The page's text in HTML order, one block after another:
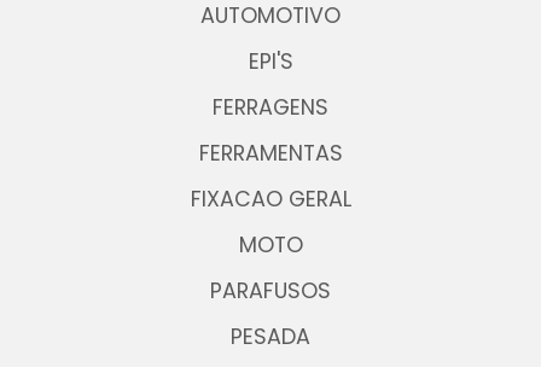
AUTOMOTIVO
EPI'S
FERRAGENS
FERRAMENTAS
FIXACAO GERAL
MOTO
PARAFUSOS
PESADA